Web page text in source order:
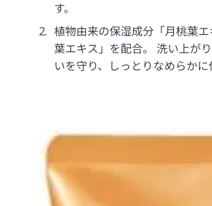
す。
植物由来の保湿成分「月桃葉
葉エキス」を配合。 洗い上が
いを守り、しっとりなめらかに